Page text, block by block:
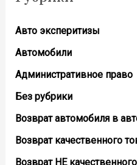
Авто эксперитизы
Автомобили
Административное право
Без рубрики
Возврат автомобиля в
Возврат кaчественного
Возврат НЕ